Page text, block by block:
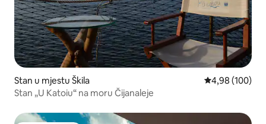
Stan u mjestu Škila prosječna
4,98 (100)
Stan „U Katoiu“ na moru Čijanaleje